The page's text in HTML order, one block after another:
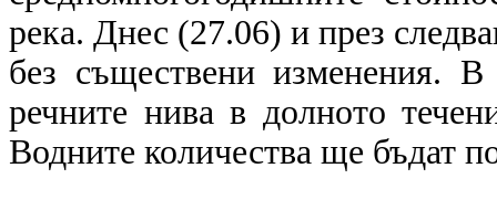
река. Днес (27.06) и през
без съществени изменения. В
речните нива в долното
Водните количества ще бъдат